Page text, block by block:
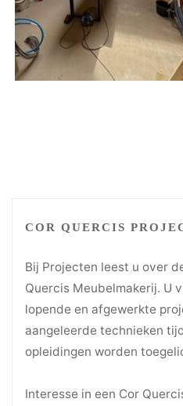
COR QUERCIS
Bij Projecten leest u over
Quercis Meubelmakerij. U
lopende en afgewerkte
aangeleerde technieken
opleidingen worden
Interesse in een Cor